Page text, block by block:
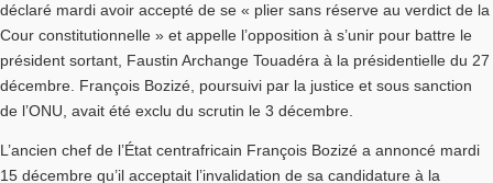
déclaré mardi avoir accepté de se « plier sans réserve au verdict de la
Cour constitutionnelle » et appelle l’opposition à s’unir pour battre le
président sortant, Faustin Archange Touadéra à la présidentielle du 27
décembre. François Bozizé, poursuivi par la justice et sous sanction
de l’ONU, avait été exclu du scrutin le 3 décembre.
L’ancien chef de l’État centrafricain François Bozizé a annoncé mardi
15 décembre qu’il acceptait l’invalidation de sa candidature à la